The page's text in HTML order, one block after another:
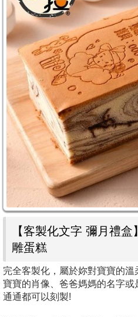
【客製化文字 彌月禮
雕蛋糕
完全客製化，屬於妳對寶寶的溫
寶寶的肖像、爸爸媽媽的名字或
通通都可以刻製!